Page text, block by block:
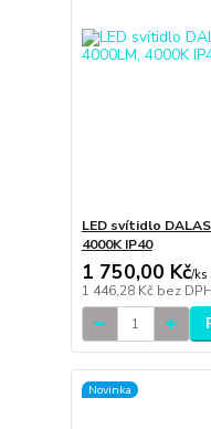
LED svítidlo
4000K IP40
1 750,00 Kč/ks
1 446,28 Kč bez DPH
Novinka